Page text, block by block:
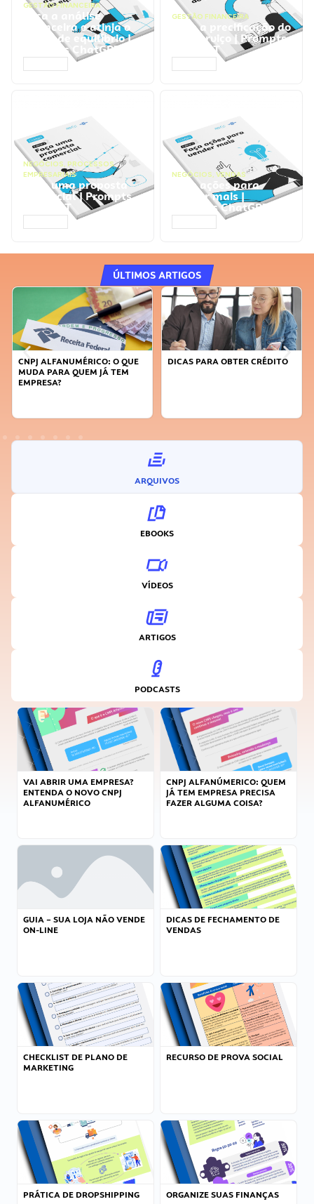
GESTÃO FINANCEIRA
Faça a análise
financeira e atinja o
ponto de equilíbrio |
Prompts ChatGPT
GESTÃO FINANCEIRA
Faça a precificação do
seu serviço | Prompts
ChatGPT
NEGÓCIOS, PROCESSOS
EMPRESARIAIS
Faça uma proposta
comercial | Prompts
ChatGPT
NEGÓCIOS, VENDAS
Faça ações para
vender mais |
Prompts ChatGPT
ÚLTIMOS ARTIGOS
CNPJ ALFANUMÉRICO: O QUE
MUDA PARA QUEM JÁ TEM
EMPRESA?
DICAS PARA OBTER CRÉDITO
ARQUIVOS
EBOOKS
VÍDEOS
ARTIGOS
PODCASTS
VAI ABRIR UMA EMPRESA?
ENTENDA O NOVO CNPJ
ALFANUMÉRICO
CNPJ ALFANÚMERICO: QUEM
JÁ TEM EMPRESA PRECISA
FAZER ALGUMA COISA?
GUIA – SUA LOJA NÃO VENDE
ON-LINE
DICAS DE FECHAMENTO DE
VENDAS
CHECKLIST DE PLANO DE
MARKETING
RECURSO DE PROVA SOCIAL
PRÁTICA DE DROPSHIPPING ORGANIZE SUAS FINANÇAS